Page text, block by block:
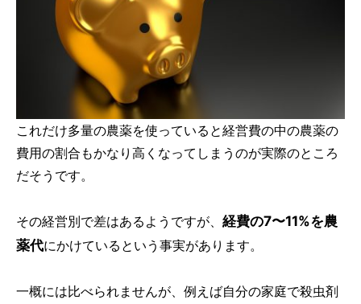
これだけ多量の農薬を使っていると経営費の中の農薬の
費用の割合もかなり高くなってしまうのが実際のところ
だそうです。
その経営別で差はあるようですが、 経費の7〜11%を農
薬代にかけているという事実があります。
一概には比べられませんが、例えば自分の家庭で殺虫剤